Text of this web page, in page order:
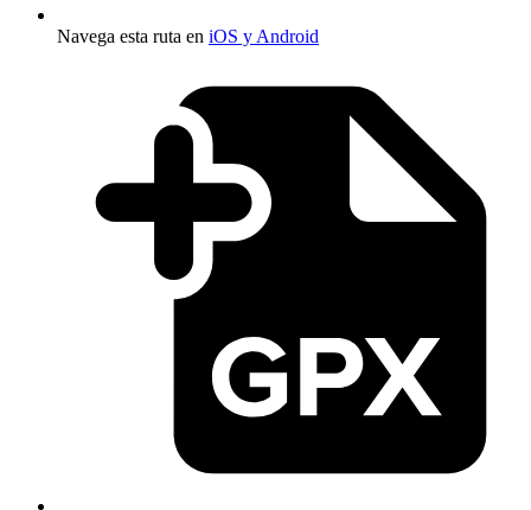
Navega esta ruta en iOS y Android